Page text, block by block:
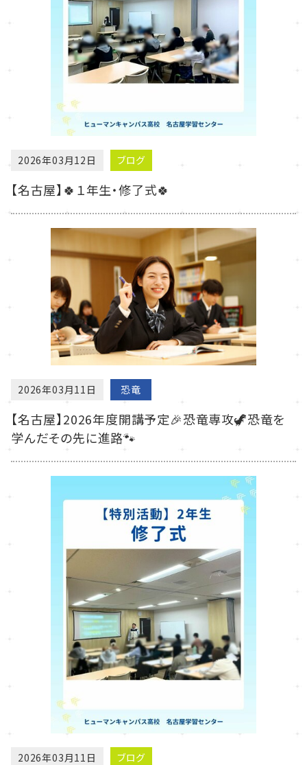
2026年03月12日 ブログ
【名古屋】🍀１年生・修了式🍀
2026年03月11日 恐竜
【名古屋】2026年度開講予定🎉恐竜専攻🦖恐竜を
学んだその先に進路🐾
2026年03月11日 ブログ